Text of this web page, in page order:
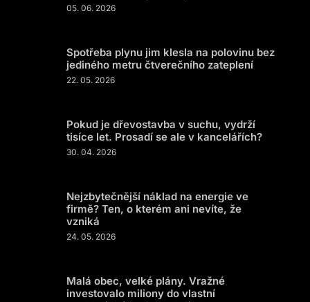
05. 06. 2026
Spotřeba plynu jim klesla na polovinu bez
jediného metru čtverečního zateplení
22. 05. 2026
Pokud je dřevostavba v suchu, vydrží
tisíce let. Prosadí se ale v kancelářích?
30. 04. 2026
Nejzbytečnější náklad na energie ve
firmě? Ten, o kterém ani nevíte, že
vzniká
24. 05. 2026
Malá obec, velké plány. Vražné
investovalo miliony do vlastní